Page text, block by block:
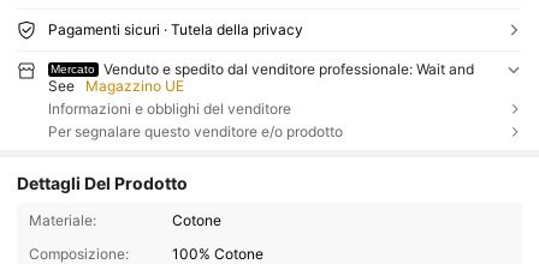
Pagamenti sicuri · Tutela della privacy
Mercato
Venduto e spedito dal venditore professionale: Wait and
See
Magazzino UE
Informazioni e obblighi del venditore
Per segnalare questo venditore e/o prodotto
Dettagli Del Prodotto
Materiale:
Cotone
Composizione:
100% Cotone